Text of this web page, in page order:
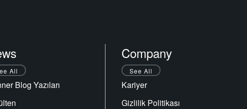
All
Blog Yazıları
Company
See All
Kariyer
Gizlilik Politikası